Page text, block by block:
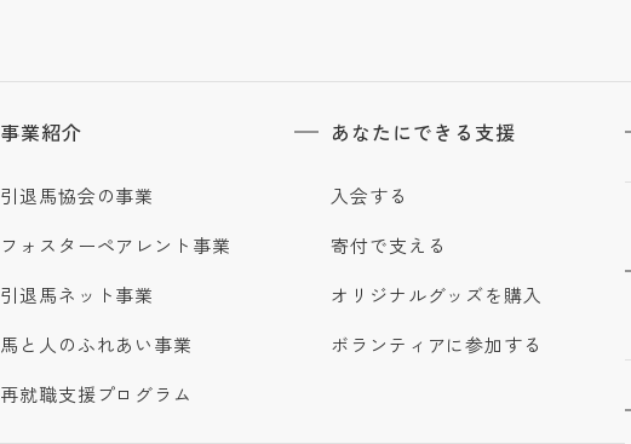
事業紹介
引退馬協会の事業
フォスターペアレント事業
引退馬ネット事業
馬と人のふれあい事業
再就職支援プログラム
あなたにできる支援
入会する
寄付で支える
オリジナルグッズを購入
ボランティアに参加する